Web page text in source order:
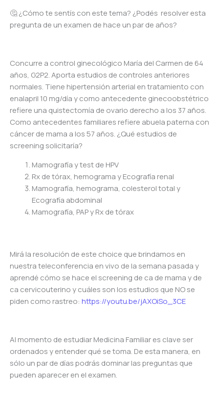
🤔 ¿Cómo te sentís con este tema? ¿Podés resolver esta
pregunta de un examen de hace un par de años?
Concurre a control ginecológico María del Carmen de 64
años, G2P2. Aporta estudios de controles anteriores
normales. Tiene hipertensión arterial en tratamiento con
enalapril 10 mg/día y como antecedente ginecoobstétrico
refiere una quistectomía de ovario derecho a los 37 años.
Como antecedentes familiares refiere abuela paterna con
cáncer de mama a los 57 años. ¿Qué estudios de
screening solicitaría?
Mamografía y test de HPV
Rx de tórax, hemograma y Ecografía renal
Mamografía, hemograma, colesterol total y
Ecografía abdominal
Mamografía, PAP y Rx de tórax
Mirá la resolución de este choice que brindamos en
nuestra teleconferencia en vivo de la semana pasada y
aprendé cómo se hace el screening de ca de mama y de
ca cervicouterino y cuáles son los estudios que NO se
piden como rastreo: https://youtu.be/jAXOiSo_3CE
Al momento de estudiar Medicina Familiar es clave ser
ordenados y entender qué se toma. De esta manera, en
sólo un par de días podrás dominar las preguntas que
pueden aparecer en el examen.